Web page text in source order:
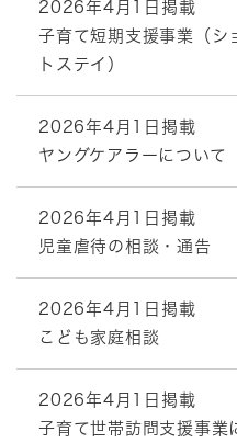
2026年4月1日掲載
子育て短期支援事業（シ
トステイ）
2026年4月1日掲載
ヤングケアラーについて
2026年4月1日掲載
児童虐待の相談・通告
2026年4月1日掲載
こども家庭相談
2026年4月1日掲載
子育て世帯訪問支援事業